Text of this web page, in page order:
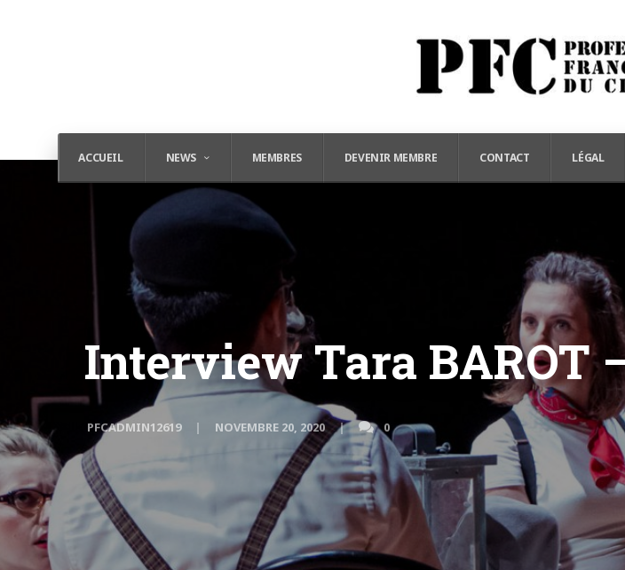
ACCUEIL NEWS MEMBRES DEVENIR MEMBRE CONTACT LÉGAL
Interview Tara BAROT
PFCADMIN12619 NOVEMBRE 20, 2020 0